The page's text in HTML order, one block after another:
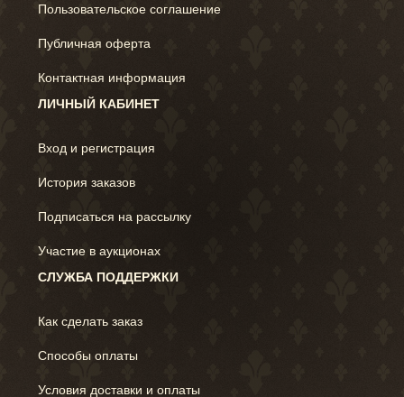
Пользовательское соглашение
Публичная оферта
Контактная информация
ЛИЧНЫЙ КАБИНЕТ
Вход и регистрация
История заказов
Подписаться на рассылку
Участие в аукционах
СЛУЖБА ПОДДЕРЖКИ
Как сделать заказ
Способы оплаты
Условия доставки и оплаты